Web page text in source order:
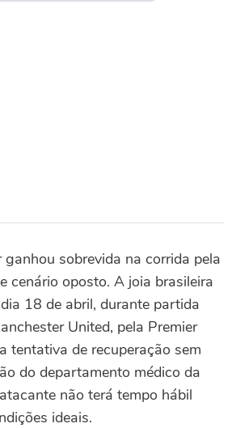
ganhou sobrevida na corrida pela
cenário oposto. A joia brasileira
18 de abril, durante partida
United, pela Premier
tentativa de recuperação sem
do departamento médico da
não terá tempo hábil
ideais.